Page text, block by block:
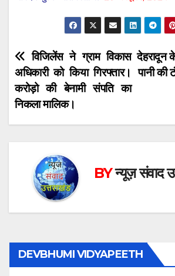
Post
navigation
देहरादून
पानी की
विजिलेंस ने ग्राम विकास
अधिकारी को किया गिरफ्तार।
करोड़ो की बेनामी संपति का
निकला मालिक।
BYन्यूज़ संवाद
DEVBHUMI VIDYAPEETH